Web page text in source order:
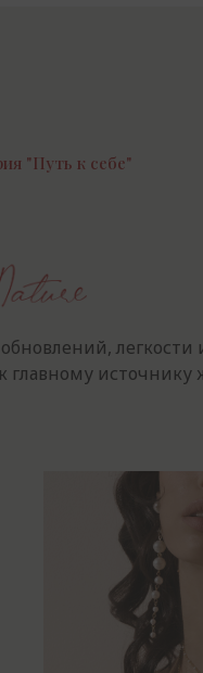
"Путь к себе"
легкости
главному источнику